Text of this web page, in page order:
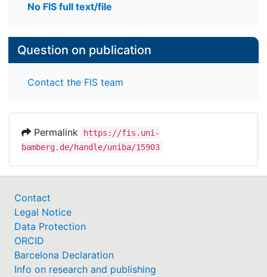
No FIS full text/file
Question on publication
Contact the FIS team
Permalink
https://fis.uni-
bamberg.de/handle/uniba/15903
Contact
Legal Notice
Data Protection
ORCID
Barcelona Declaration
Info on research and publishing